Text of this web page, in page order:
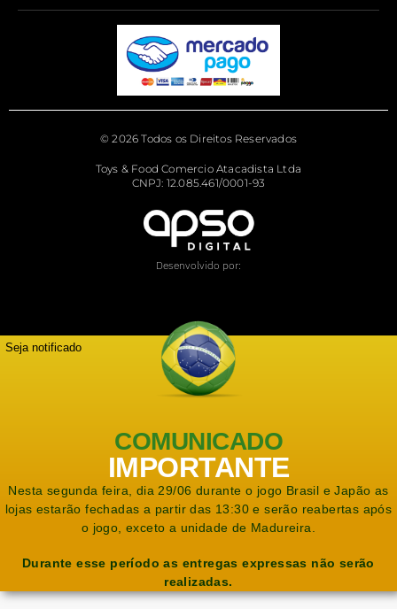
© 2026 Todos os Direitos Reservados
Toys & Food Comercio Atacadista Ltda
CNPJ: 12.085.461/0001-93
Desenvolvido por:
Seja notificado
COMUNICADO
IMPORTANTE
Nesta segunda feira, dia 29/06 durante o jogo Brasil e Japão as
lojas estarão fechadas a partir das 13:30 e serão reabertas após
o jogo, exceto a unidade de Madureira.
Durante esse período as entregas expressas não serão
realizadas.